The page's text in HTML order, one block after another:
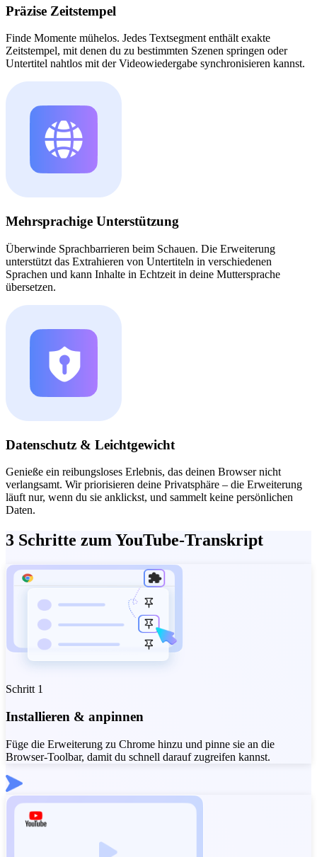
Präzise Zeitstempel
Finde Momente mühelos. Jedes Textsegment enthält exakte
Zeitstempel, mit denen du zu bestimmten Szenen springen oder
Untertitel nahtlos mit der Videowiedergabe synchronisieren kannst.
Mehrsprachige Unterstützung
Überwinde Sprachbarrieren beim Schauen. Die Erweiterung
unterstützt das Extrahieren von Untertiteln in verschiedenen
Sprachen und kann Inhalte in Echtzeit in deine Muttersprache
übersetzen.
Datenschutz & Leichtgewicht
Genieße ein reibungsloses Erlebnis, das deinen Browser nicht
verlangsamt. Wir priorisieren deine Privatsphäre – die Erweiterung
läuft nur, wenn du sie anklickst, und sammelt keine persönlichen
Daten.
3 Schritte zum YouTube-Transkript
Schritt 1
Installieren & anpinnen
Füge die Erweiterung zu Chrome hinzu und pinne sie an die
Browser-Toolbar, damit du schnell darauf zugreifen kannst.